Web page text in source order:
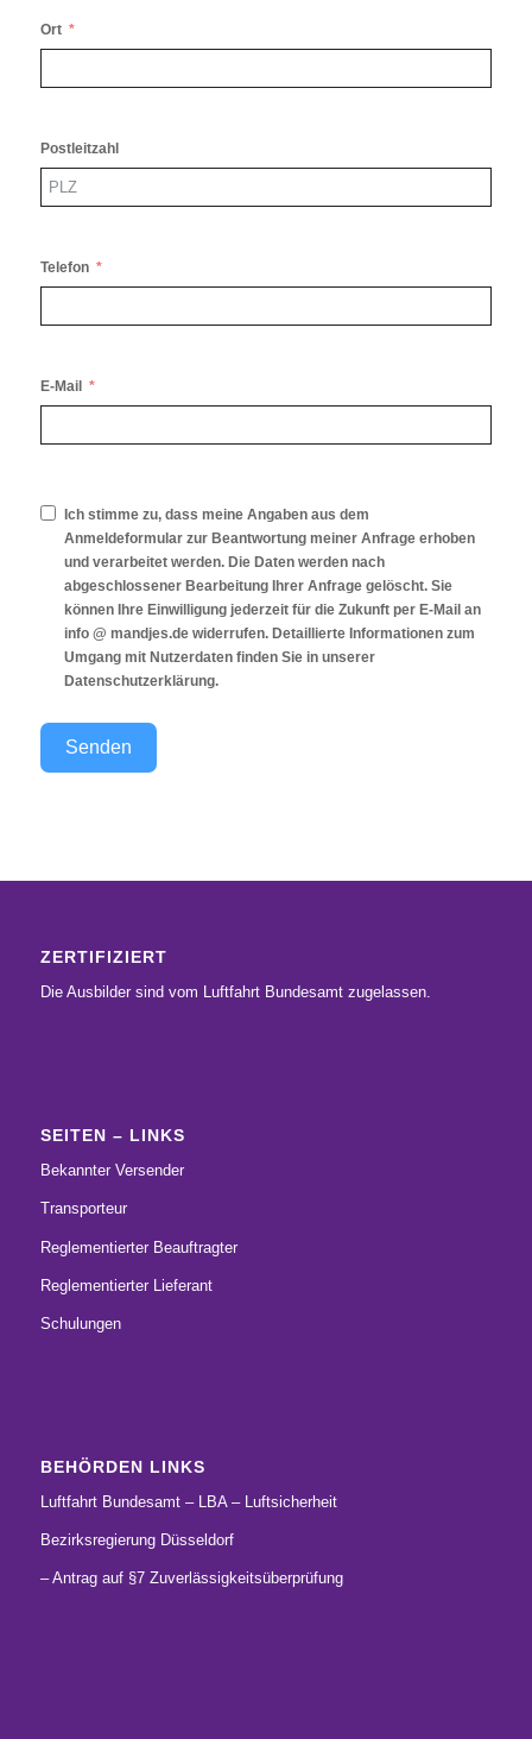
Ort
Postleitzahl
Telefon
E-Mail
Ich stimme zu, dass meine Angaben aus dem
Anmeldeformular zur Beantwortung meiner Anfrage erhoben
und verarbeitet werden. Die Daten werden nach
abgeschlossener Bearbeitung Ihrer Anfrage gelöscht. Sie
können Ihre Einwilligung jederzeit für die Zukunft per E-Mail an
info @ mandjes.de widerrufen. Detaillierte Informationen zum
Umgang mit Nutzerdaten finden Sie in unserer
Datenschutzerklärung.
Senden
ZERTIFIZIERT
Die Ausbilder sind vom Luftfahrt Bundesamt zugelassen.
SEITEN – LINKS
Bekannter Versender
Transporteur
Reglementierter Beauftragter
Reglementierter Lieferant
Schulungen
BEHÖRDEN LINKS
Luftfahrt Bundesamt – LBA – Luftsicherheit
Bezirksregierung Düsseldorf
– Antrag auf §7 Zuverlässigkeitsüberprüfung